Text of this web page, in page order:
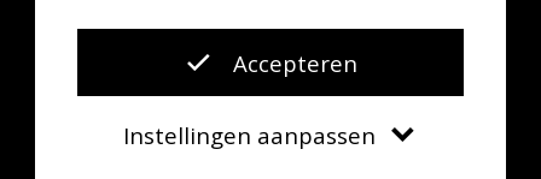
Accepteren
Instellingen aanpassen
Website doorThe Cre8ion.Lab